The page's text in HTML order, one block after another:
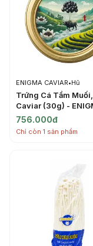
ENIGMA CAVIAR•Hũ
Trứng Cá Tầm
Caviar (30g) -
CAVIAR
756.000đ
Chỉ còn 1 sản phẩm